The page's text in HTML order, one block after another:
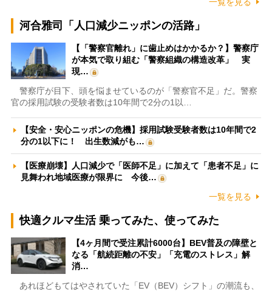
河合雅司「人口減少ニッポンの活路」
【「警察官離れ」に歯止めはかかるか？】警察庁
が本気で取り組む「警察組織の構造改革」 実
現…
警察庁が目下、頭を悩ませているのが「警察官不足」だ。警察
官の採用試験の受験者数は10年間で2分の1以…
【安全・安心ニッポンの危機】採用試験受験者数は10年間で2
分の1以下に！ 出生数減がも…
【医療崩壊】人口減少で「医師不足」に加えて「患者不足」に
見舞われ地域医療が限界に 今後…
一覧を見る
快適クルマ生活 乗ってみた、使ってみた
【4ヶ月間で受注累計6000台】BEV普及の障壁と
なる「航続距離の不安」「充電のストレス」解
消…
あれほどもてはやされていた「EV（BEV）シフト」の潮流も、